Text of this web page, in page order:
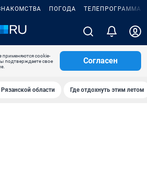
ПОГОДА ТЕЛЕПРОГРАММА
применяются cookie-
подтверждаете свое
Согласен
области Где отдохнуть этим летом